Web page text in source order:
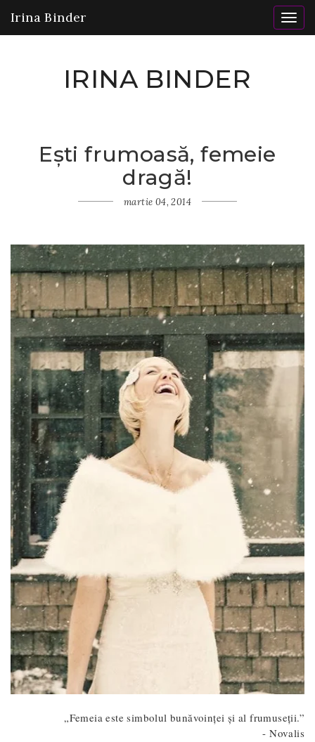
Irina Binder
IRINA BINDER
HomeEști frumoasă, femeie
dragă!
martie 04, 2014
„Femeia este simbolul bunăvoinţei şi al frumuseţii.”
- Novalis